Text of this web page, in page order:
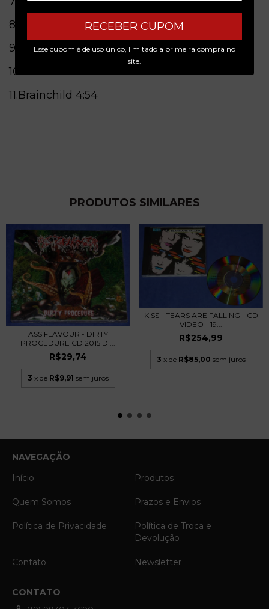
RECEBER CUPOM
Esse cupom é de uso único, limitado a primeira compra no
site.
8.This Empty Ocean 4:45
9.Dawnland 4:30
10.Lost Evidence
11.Brainchild 4:54
PRODUTOS SIMILARES
ASS FLAVOUR - DIRTY
PROCEDURE CD 2015 DI...
R$29,74
3 x de R$9,91 sem juros
KISS - TEARS ARE FALLING - CD
VIDEO - 19...
R$254,99
3 x de R$85,00 sem juros
NAVEGAÇÃO
Início
Produtos
Quem Somos Prazos e Envios
Política de Privacidade
Política de Troca e
Devolução
Contato Newsletter
CONTATO